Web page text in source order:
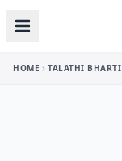
Skip to content
HOME TALATHI BHARTI